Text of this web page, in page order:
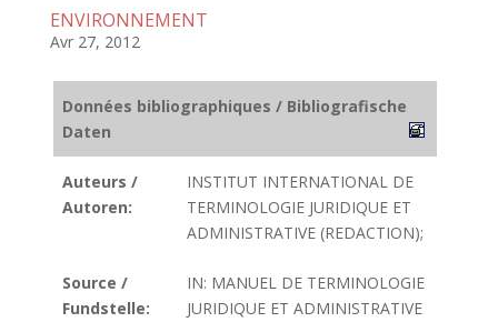
ENVIRONNEMENT
Avr 27, 2012
Données bibliographiques / Bibliografische
Daten
Auteurs /
Autoren:
INSTITUT INTERNATIONAL DE
TERMINOLOGIE JURIDIQUE ET
ADMINISTRATIVE (REDACTION);
Source /
Fundstelle:
IN: MANUEL DE TERMINOLOGIE
JURIDIQUE ET ADMINISTRATIVE